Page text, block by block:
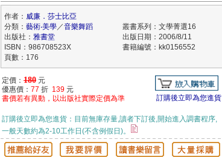
作者： 威廉．莎士比亞
分類： 藝術‧美學／音樂舞蹈
叢書系列：文學菁選16
出版社： 雅書堂
出版日期：2006/8/11
ISBN：986708523X
書籍編號：kk0156552
頁數：176
定價： 180 元
優惠價： 77 折 139 元
書價若有異動，以出版社實際定價為準
訂購後立即為您進貨
訂購後立即為您進貨：目前無庫存量,讀者下訂後,開始進入調書程序,
一般天數約為2-10工作日(不含例假日)。